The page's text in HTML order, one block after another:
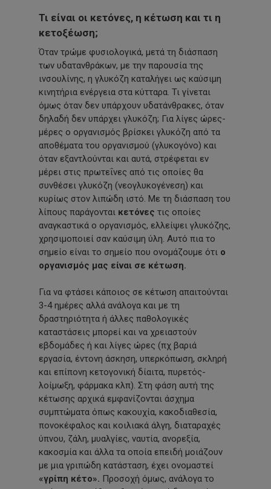
Τι είναι οι κετόνες, η κέτωση και τι η
κετοξέωση;
Όταν τρώμε φυσιολογικά, μετά τη διάσπαση
των υδατανθράκων, με την παρουσία της
ινσουλίνης, η γλυκόζη καταλήγει ως καύσιμη
κινητήρια ενέργεια στα κύτταρα. Τι γίνεται
όμως όταν δεν υπάρχουν υδατάνθρακες, όταν
δηλαδή δεν υπάρχει γλυκόζη; Για λίγες ώρες-
μέρες ο οργανισμός βρίσκει γλυκόζη από τα
αποθέματα του οργανισμού (γλυκογόνο) και
όταν εξαντλούνται και αυτά, στρέφεται εν
μέρει στις πρωτεΐνες από τις οποίες θα
συνθέσει γλυκόζη (νεογλυκογένεση) και
κυρίως στον λιπώδη ιστό. Με τη διάσπαση του
λίπους παράγονται κετόνες τις οποίες
αναγκαστικά ο οργανισμός, ελλείψει γλυκόζης,
χρησιμοποιεί σαν καύσιμη ύλη. Αυτό πια το
σημείο είναι το σημείο που ονομάζουμε ότι ο
οργανισμός μας είναι σε κέτωση.
Για να φτάσει κάποιος σε κέτωση απαιτούνται
3-4 ημέρες αλλά ανάλογα και με τη
δραστηριότητα ή άλλες παθολογικές
καταστάσεις μπορεί και να χρειαστούν
εβδομάδες ή και λίγες ώρες (πχ βαριά
εργασία, έντονη άσκηση, υπερκόπωση, σκληρή
και επίπονη κετογονική δίαιτα, πυρετός-
λοίμωξη, φάρμακα κλπ). Στη φάση αυτή της
κέτωσης αρχικά εμφανίζονται άσχημα
συμπτώματα όπως κακουχία, κακοδιαθεσία,
πονοκέφαλος και κοιλιακά άλγη, διαταραχές
ύπνου, ζάλη, μυαλγίες, ναυτία, ανορεξία,
κακοσμία και άλλα τα οποία επειδή μοιάζουν
με μια γριπώδη κατάσταση, έχει ονομαστεί
«γρίπη κέτο». Προσοχή όμως, ανάλογα το